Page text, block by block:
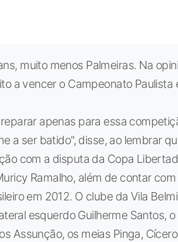
muito menos Palmeiras. Na
a vencer o Campeonato
apenas para essa
a ser batido", disse, ao lembrar
com a disputa da Copa
Ramalho, além de contar
em 2012. O clube da Vila
esquerdo Guilherme Santos,
Assunção, os meias Pinga,